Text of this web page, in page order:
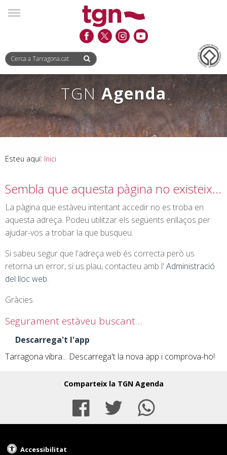
Saltar
al
Saltar
a
Informació
de
TGNAgenda
Esteu aquí: Inici
Sembla que aquesta pàgina no existeix…
La pàgina que estàveu intentant accedir no es troba en
aquesta adreça. Podeu utilitzar els següents enllaços per
ajudar-vos a trobar la que busqueu.
Si sabeu segur que l'adreça web és correcta però us
retorna un error, si us plau, contacteu amb l' Administració
del lloc web.
Gràcies.
Segurament estàveu buscant…
Descarrega't l'app
Tarragona vibra... Descarrega't la nova app i comprova-ho!
Comparteix la TGN Agenda
Facebook
Twitter
Accessibilitat